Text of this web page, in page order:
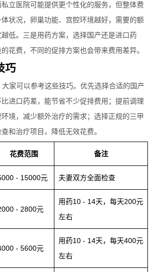
立医院可能提供更个性化的服务，但整体费
状况，卵巢功能、宫腔环境越好，需要的额
低。三是用药方案，选择国产还是进口药
花费，不同的促排方案也会带来费用差异。
巧
家可以参考这些技巧。优先选择合适的国产
进口药差，能节省不少促排费用；提前调理
境，减少额外治疗的需求；选择正规的三甲
和治疗项目，降低无效花费。
花费范围 备注
- 15000元 夫妻双方全面检查
- 2800元
用药10 - 14天，每天200元
左右
- 5600元
用药10 - 14天，每天400元
左右